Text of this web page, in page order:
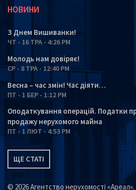
НОВИНИ
З Днем Вишиванки!
ЧТ - 16 ТРА - 4:26 PM
Молодь нам довіряє!
СР - 8 ТРА - 12:40 PM
Весна – час змін! Час діяти…
ПТ - 1 БЕР - 1:12 PM
Оподаткування операцій. Податки
продажу нерухомого майна
ПТ - 1 ЛЮТ - 4:53 PM
ЩЕ СТАТІ
© 2026 Агентство нерухомості «Ареал».